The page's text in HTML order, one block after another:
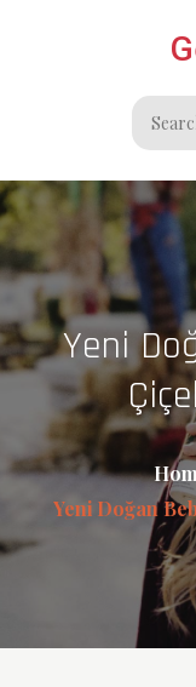
Search
for:
Yeni
Yeni Doğan